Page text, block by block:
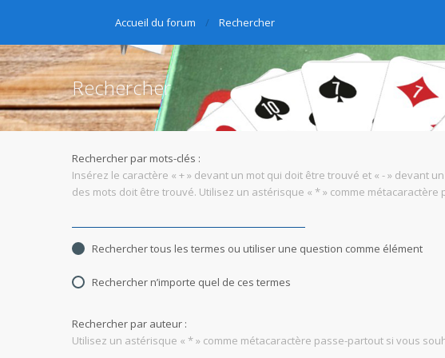
Accueil du forum Rechercher
Rechercher
Rechercher par mots-clés :
Insérez le caractère « + » devant un mot qui doit être trouvé et « - » devant
des mots doit être trouvé. Utilisez un astérisque « * » comme
Rechercher tous les termes ou utiliser une question comme élément
Rechercher n’importe quel de ces termes
Rechercher par auteur :
Utilisez un astérisque « * » comme métacaractère passe-partout si vous